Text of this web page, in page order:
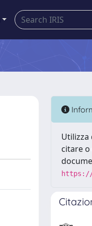
citare
https://